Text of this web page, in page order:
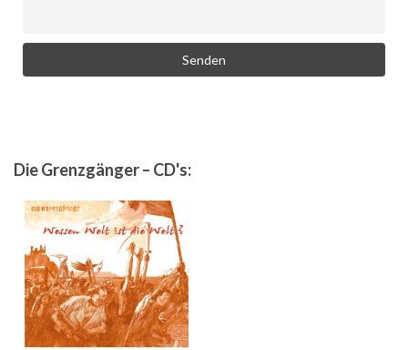
Die Grenzgänger – CD's: